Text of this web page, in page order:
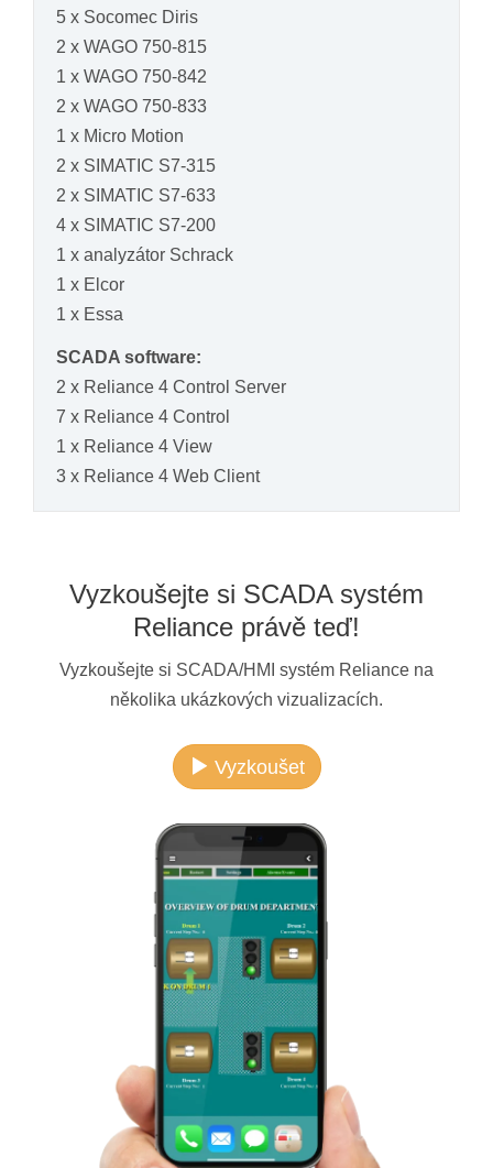
5 x Socomec Diris
2 x WAGO 750-815
1 x WAGO 750-842
2 x WAGO 750-833
1 x Micro Motion
2 x SIMATIC S7-315
2 x SIMATIC S7-633
4 x SIMATIC S7-200
1 x analyzátor Schrack
1 x Elcor
1 x Essa
SCADA software:
2 x Reliance 4 Control Server
7 x Reliance 4 Control
1 x Reliance 4 View
3 x Reliance 4 Web Client
Vyzkoušejte si SCADA systém
Reliance právě teď!
Vyzkoušejte si SCADA/HMI systém Reliance na
několika ukázkových vizualizacích.
Vyzkoušet